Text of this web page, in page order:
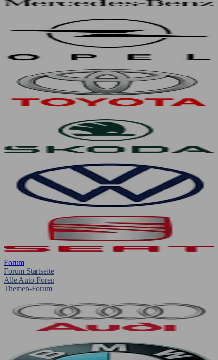
Forum
Forum Startseite
Alle Auto-Foren
Themen-Forum